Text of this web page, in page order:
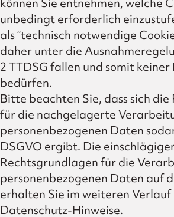
unbedingt erforderlich
als “technisch notwendige
daher unter die
2 TTDSG fallen und somit
bedürfen.
Bitte beachten Sie, dass sich
für die nachgelagerte
personenbezogenen Daten
DSGVO ergibt. Die
Rechtsgrundlagen für die
personenbezogenen Daten auf
erhalten Sie im weiteren Verlauf
Datenschutz-Hinweise.